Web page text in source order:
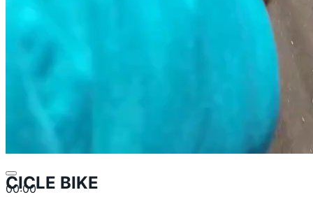
00:00
CICLE BIKE